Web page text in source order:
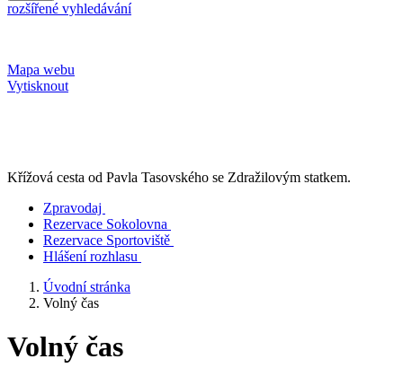
rozšířené vyhledávání
Mapa webu
Vytisknout
Křížová cesta od Pavla Tasovského se Zdražilovým statkem.
Zpravodaj
Rezervace Sokolovna
Rezervace Sportoviště
Hlášení rozhlasu
Úvodní stránka
Volný čas
Volný čas